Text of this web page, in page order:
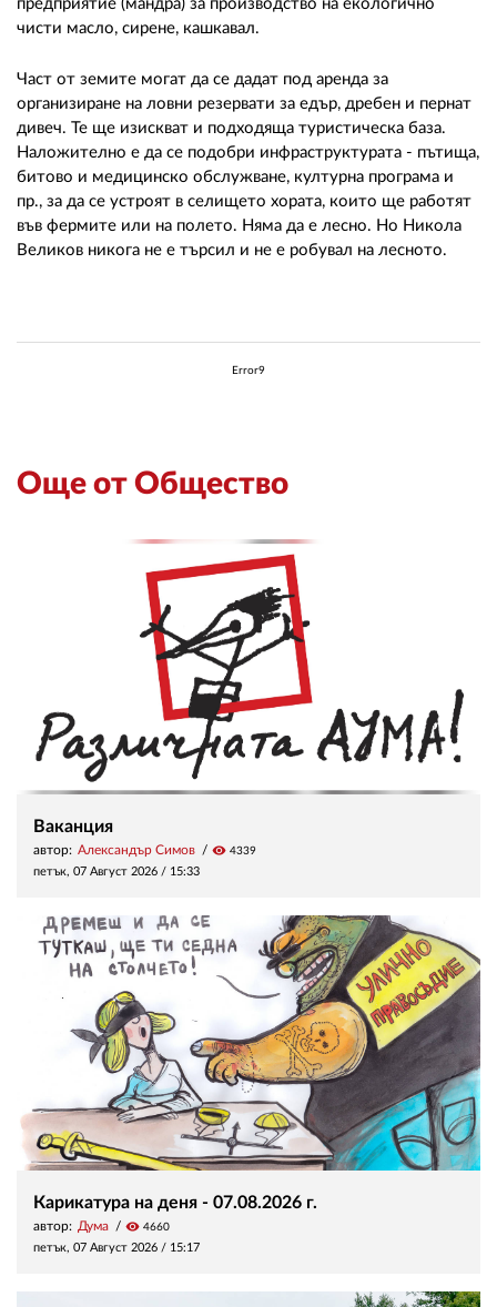
предприятие (мандра) за производство на екологично
чисти масло, сирене, кашкавал.
Част от земите могат да се дадат под аренда за
организиране на ловни резервати за едър, дребен и пернат
дивеч. Те ще изискват и подходяща туристическа база.
Наложително е да се подобри инфраструктурата - пътища,
битово и медицинско обслужване, културна програма и
пр., за да се устроят в селището хората, които ще работят
във фермите или на полето. Няма да е лесно. Но Никола
Великов никога не е търсил и не е робувал на лесното.
Error9
Още от Общество
Ваканция
автор: Александър Симов visibility 4339
петък, 07 Август 2026 / 15:33
Карикатура на деня - 07.08.2026 г.
автор: Дума visibility 4660
петък, 07 Август 2026 / 15:17